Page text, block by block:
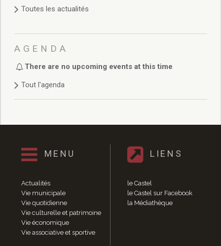
Délibérations 2023
Délibérations 2019
Délibérations 2018
Délibérations 2016
Délibérations 2015
Délibérations 2013
Délibérations 2011
Délibérations 2008
Agenda réunions publiques
Marchés publics
Toutes les actualités
Vie quotidienne
Toutes les actualités
AGENDA
There are no upcoming events at this time
Tout l'agenda
MENU
Actualités
Vie municipale
Vie quotidienne
Vie culturelle et patrimoine
Vie économique
Vie associative et sportive
LIENS
le Castel
le Castel sur Facebook
la Médiathèque